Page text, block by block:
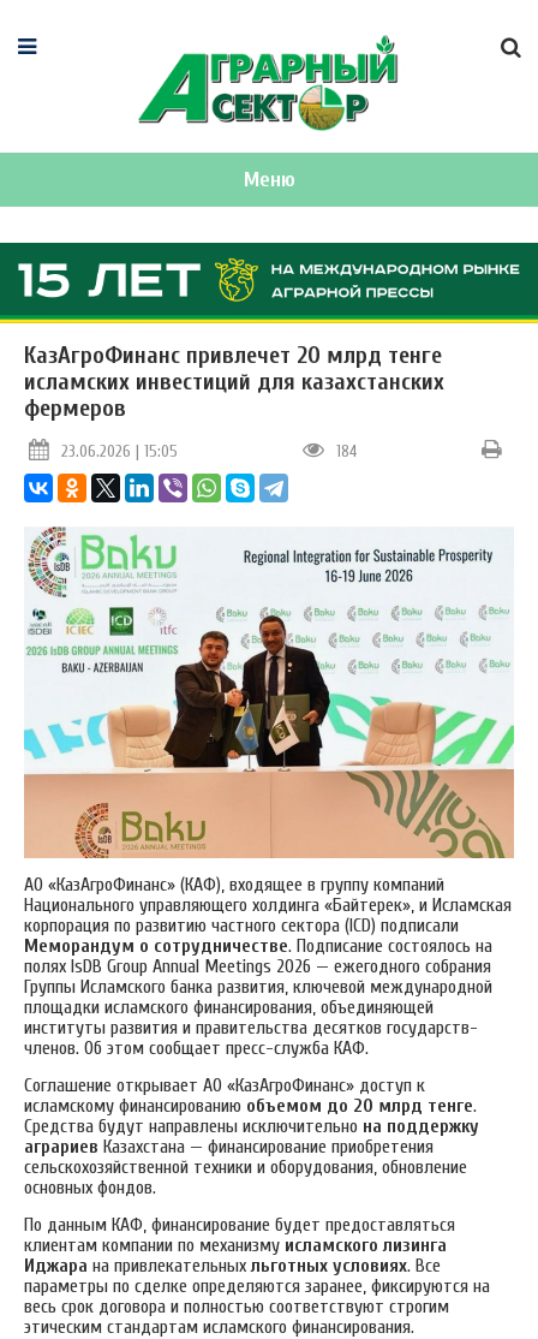
Меню
КазАгроФинанс привлечет 20 млрд тенге
исламских инвестиций для казахстанских
фермеров
23.06.2026 | 15:05 184
АО «КазАгроФинанс» (КАФ), входящее в группу компаний
Национального управляющего холдинга «Байтерек», и Исламская
корпорация по развитию частного сектора (ICD) подписали
Меморандум о сотрудничестве. Подписание состоялось на
полях IsDB Group Annual Meetings 2026 — ежегодного собрания
Группы Исламского банка развития, ключевой международной
площадки исламского финансирования, объединяющей
институты развития и правительства десятков государств-
членов. Об этом сообщает пресс-служба КАФ.
Соглашение открывает АО «КазАгроФинанс» доступ к
исламскому финансированию объемом до 20 млрд тенге.
Средства будут направлены исключительно на поддержку
аграриев Казахстана — финансирование приобретения
сельскохозяйственной техники и оборудования, обновление
основных фондов.
По данным КАФ, финансирование будет предоставляться
клиентам компании по механизму исламского лизинга
Иджара на привлекательныхльготных условиях. Все
параметры по сделке определяются заранее, фиксируются на
весь срок договора и полностью соответствуют строгим
этическим стандартам исламского финансирования.